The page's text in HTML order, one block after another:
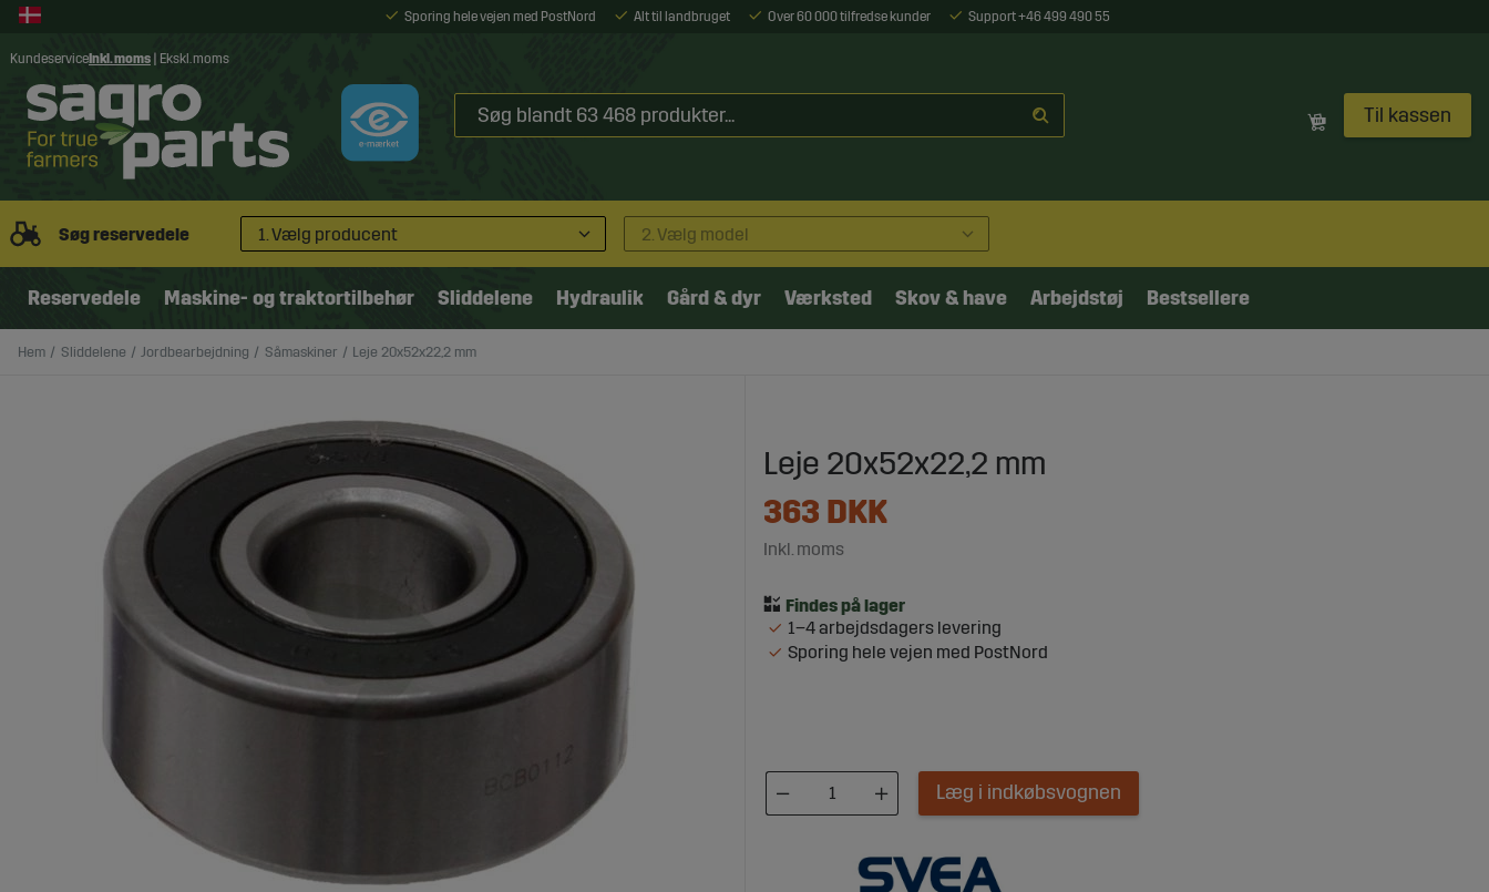
Sporing hele vejen med PostNord Alt til landbruget Over 60 000 tilfredse kunder Support +46 499 490 55
Kundeservice Inkl. moms Ekskl. moms
Til kassen
Søg reservedele 1. Vælg producent 2. Vælg model
Reservedele Maskine- og traktortilbehør Sliddelene Hydraulik Gård & dyr Værksted Skov & have Arbejdstøj Bestsellere
Hem Sliddelene Jordbearbejdning Såmaskiner Leje 20x52x22,2 mm
Leje 20x52x22,2 mm
363 DKK
Inkl. moms
1–4 arbejdsdagers levering
Sporing hele vejen med PostNord
Læg i indkøbsvognen